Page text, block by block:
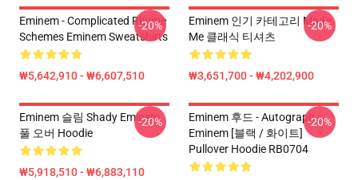
Eminem - Complicated Rhyme
Schemes Eminem Sweatshirts
₩5,642,910 - ₩6,607,510
-20%
Eminem 인기 카테고리 Made
Me 클래식 티셔츠
₩3,651,700 - ₩4,202,900
-20%
Eminem 슬림 Shady Eminem
풀 오버 Hoodie
₩5,918,510 - ₩6,883,110
-20%
Eminem 후드 - Autograph :
Eminem [블랙 / 화이트]
Pullover Hoodie RB0704
-20%